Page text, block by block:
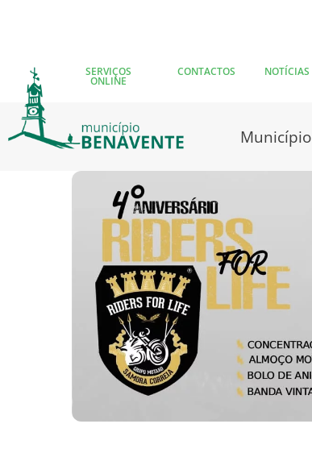
SERVIÇOS
ONLINE
CONTACTOS NOTÍCIAS
Município